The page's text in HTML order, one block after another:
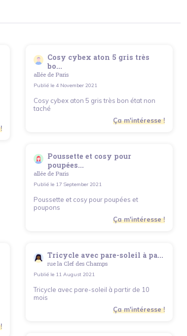
Cosy cybex aton 5 gris très
bo...
allée de Paris
Publié le 4 November 2021
Cosy cybex aton 5 gris très bon état non
taché
Ça m'intéresse !
Poussette et cosy pour
poupées...
allée de Paris
Publié le 17 September 2021
Poussette et cosy pour poupées et
poupons
Ça m'intéresse !
Tricycle avec pare-soleil à pa...
rue la Clef des Champs
Publié le 11 August 2021
Tricycle avec pare-soleil à partir de 10
mois
Ça m'intéresse !